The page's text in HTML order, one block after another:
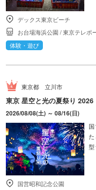
デックス東京ビーチ
お台場海浜公園 /東京テレポ
体験・遊び
東京都 立川市
東京 星空と光の夏祭り 2026
2026/08/08(土) ～ 08/16(日)
国営昭和記念公園